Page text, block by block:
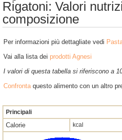
Rigatoni: Valori
composizione
Per informazioni più dettagliate vedi
Vai alla lista dei prodotti Agnesi
I valori di questa tabella si riferiscono a
Confrontaquesto alimento con un altro
Principali
Calorie kcal